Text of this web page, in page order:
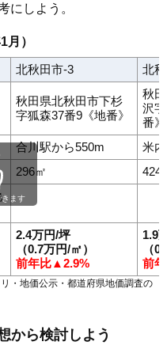
にしよう。
）
北秋田市-3 北
秋田県北秋田市下杉
字狐森37番9《地番》
秋
沢
番》
合川駅から550m
米
296㎡ 424
2.4万円/坪
（0.7万円/㎡）
前年比▲2.9%
1.9
（
前
きます
・地価公示・都道府県地価調査の
から検討しよう